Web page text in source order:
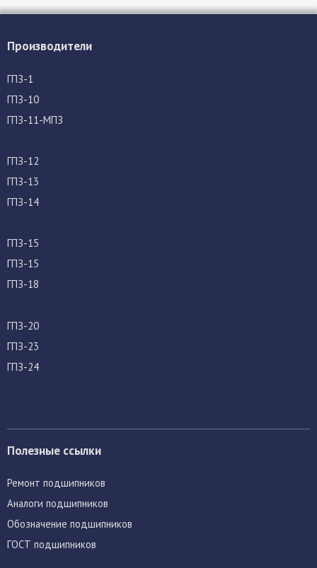
Производители
ГПЗ-1
ГПЗ-10
ГПЗ-11-МПЗ
ГПЗ-12
ГПЗ-13
ГПЗ-14
ГПЗ-15
ГПЗ-15
ГПЗ-18
ГПЗ-20
ГПЗ-23
ГПЗ-24
Полезные ссылки
Ремонт подшипников
Аналоги подшипников
Обозначение подшипников
ГОСТ подшипников